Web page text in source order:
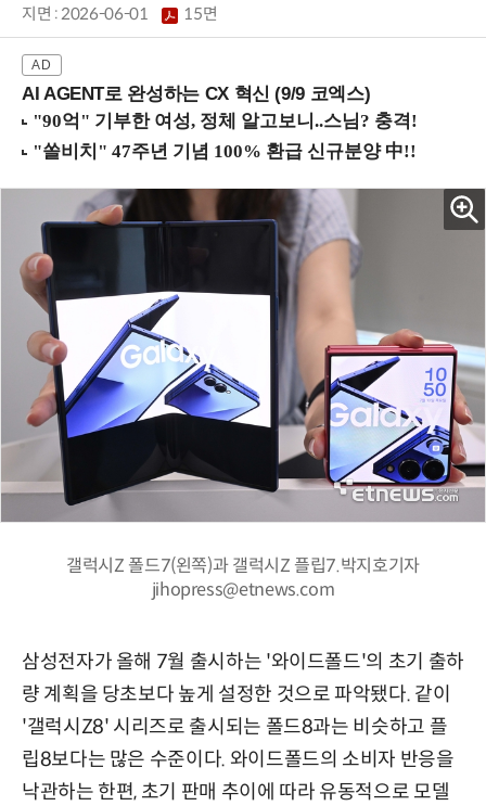
지면 :2026-06-01 15면
AI AGENT로 완성하는 CX 혁신 (9/9 코엑스)
갤럭시Z 폴드7(왼쪽)과 갤럭시Z 플립7.박지호기자
jihopress@etnews.com
삼성전자가 올해 7월 출시하는 '와이드폴드'의 초기 출하
량 계획을 당초보다 높게 설정한 것으로 파악됐다. 같이
'갤럭시Z8' 시리즈로 출시되는 폴드8과는 비슷하고 플
립8보다는 많은 수준이다. 와이드폴드의 소비자 반응을
낙관하는 한편, 초기 판매 추이에 따라 유동적으로 모델